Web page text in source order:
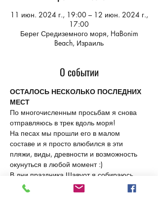
11 июн. 2024 г., 19:00 – 12 июн. 2024 г.,
17:00
Берег Средиземного моря, HaBonim
Beach, Израиль
О событии
ОСТАЛОСЬ НЕСКОЛЬКО ПОСЛЕДНИХ
МЕСТ
По многочисленным просьбам я снова
отправляюсь в трек вдоль моря!
На песах мы прошли его в малом
составе и я просто влюбился в эти
пляжи, виды, древности и возможность
окунуться в любой момент :)
В дни праздника Шавуот я собираюсь
снова на эту
, изменив направление и
добавив приятной логистики.